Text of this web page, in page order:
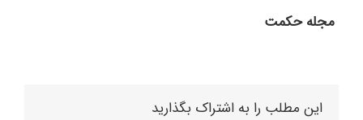
مجله حکمت
این مطلب را به اشتراک بگذارید